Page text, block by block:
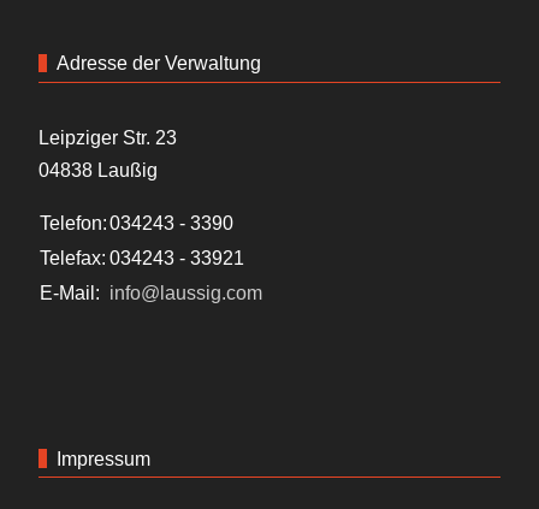
Adresse der Verwaltung
Leipziger Str. 23
04838 Laußig
Telefon:034243 - 3390
Telefax: 034243 - 33921
E-Mail: info@laussig.com
Impressum